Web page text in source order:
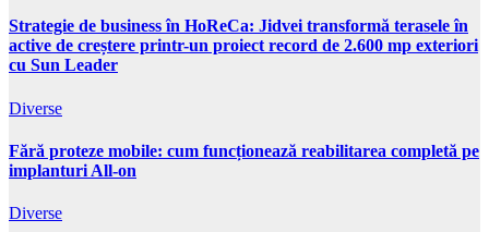
Strategie de business în HoReCa: Jidvei transformă terasele în
active de creștere printr-un proiect record de 2.600 mp exteriori
cu Sun Leader
Diverse
Fără proteze mobile: cum funcționează reabilitarea completă pe
implanturi All-on
Diverse